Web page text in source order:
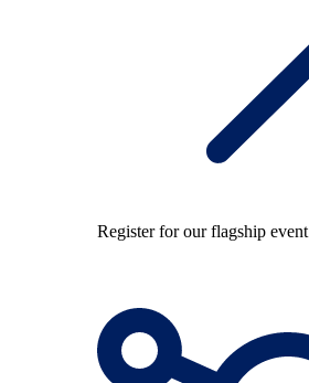
Register for our flagship event